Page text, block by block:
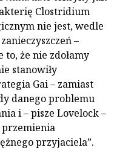
Clostridium
nie jest, wedle
–
że nie zdołamy
stanowiły
Gai – zamiast
danego problemu
i – pisze Lovelock –
przemienia
przyjaciela”.